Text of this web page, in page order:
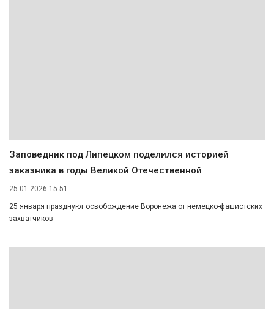
Заповедник под Липецком поделился историей
заказника в годы Великой Отечественной
25.01.2026 15:51
25 января празднуют освобождение Воронежа от немецко-фашистских
захватчиков